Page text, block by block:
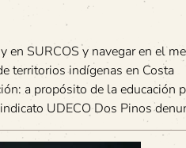
en SURCOS y navegar en el
territorios indígenas en Costa
a propósito de la educación
UDECO Dos Pinos